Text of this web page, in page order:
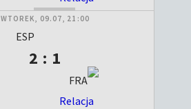
WTOREK, 09.07, 21:00
ESP
2 : 1
FRA
Relacja